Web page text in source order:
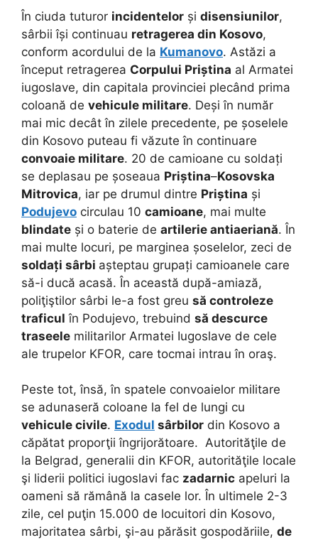
În ciuda tuturor incidentelor și disensiunilor,
sârbii își continuau retragerea din Kosovo,
conform acordului de la Kumanovo. Astăzi a
început retragerea Corpului Priștina al Armatei
iugoslave, din capitala provinciei plecând prima
coloană de vehicule militare. Deși în număr
mai mic decât în zilele precedente, pe șoselele
din Kosovo puteau fi văzute în continuare
convoaie militare. 20 de camioane cu soldați
se deplasau pe șoseaua Priștina–Kosovska
Mitrovica, iar pe drumul dintre Priștina și
Podujevo circulau 10 camioane, mai multe
blindate și o baterie de artilerie antiaeriană. În
mai multe locuri, pe marginea șoselelor, zeci de
soldați sârbi așteptau grupați camioanele care
să-i ducă acasă. În această după-amiază,
poliţiştilor sârbi le-a fost greu să controleze
traficul în Podujevo, trebuind să descurce
traseele militarilor Armatei Iugoslave de cele
ale trupelor KFOR, care tocmai intrau în oraş.
Peste tot, însă, în spatele convoaielor militare
se adunaseră coloane la fel de lungi cu
vehicule civile. Exodul sârbilor din Kosovo a
căpătat proporţii îngrijorătoare. Autorităţile de
la Belgrad, generalii din KFOR, autorităţile locale
şi liderii politici iugoslavi fac zadarnic apeluri la
oameni să rămână la casele lor. În ultimele 2-3
zile, cel puţin 15.000 de locuitori din Kosovo,
majoritatea sârbi, şi-au părăsit gospodăriile, de